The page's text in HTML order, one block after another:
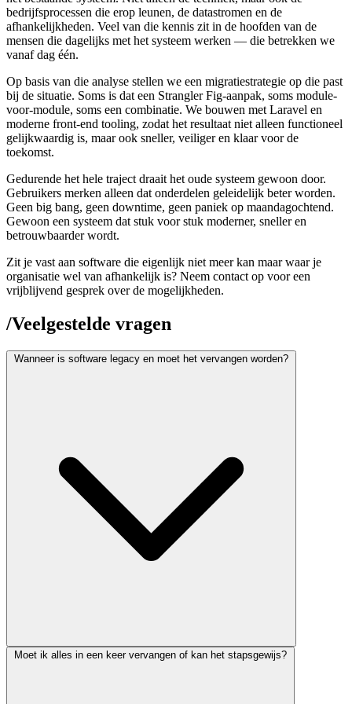
bedrijfsprocessen die erop leunen, de datastromen en de
afhankelijkheden. Veel van die kennis zit in de hoofden van de
mensen die dagelijks met het systeem werken — die betrekken we
vanaf dag één.
Op basis van die analyse stellen we een migratiestrategie op die past
bij de situatie. Soms is dat een Strangler Fig-aanpak, soms module-
voor-module, soms een combinatie. We bouwen met Laravel en
moderne front-end tooling, zodat het resultaat niet alleen functioneel
gelijkwaardig is, maar ook sneller, veiliger en klaar voor de
toekomst.
Gedurende het hele traject draait het oude systeem gewoon door.
Gebruikers merken alleen dat onderdelen geleidelijk beter worden.
Geen big bang, geen downtime, geen paniek op maandagochtend.
Gewoon een systeem dat stuk voor stuk moderner, sneller en
betrouwbaarder wordt.
Zit je vast aan software die eigenlijk niet meer kan maar waar je
organisatie wel van afhankelijk is? Neem contact op voor een
vrijblijvend gesprek over de mogelijkheden.
/Veelgestelde vragen
Wanneer is software legacy en moet het vervangen worden?
Software is legacy wanneer het framework end-of-life is, er geen
Moet ik alles in een keer vervangen of kan het stapsgewijs?